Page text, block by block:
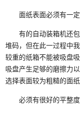
面纸表面必须有一定
有的自动装箱机还包
堆码，但在此一过程中
较重的纸箱不能被吸盘
吸盘产生足够的磨擦力
选择表面较为粗糙的面纸
必须有很好的平整度